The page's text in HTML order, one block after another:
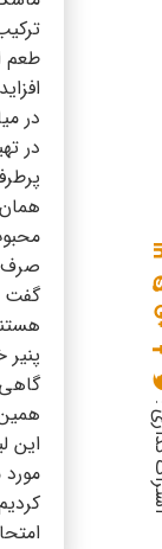
طعم
در
در
صرف
گفت
این
: